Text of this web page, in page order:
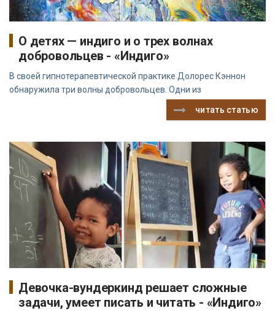
О детях — индиго и о трех волнах
добровольцев - «Индиго»
В своей гипнотерапевтической практике Долорес Кэннон
обнаружила три волны добровольцев. Одни из
читать статью
Девочка-вундеркинд решает сложные
задачи, умеет писать и читать - «Индиго»